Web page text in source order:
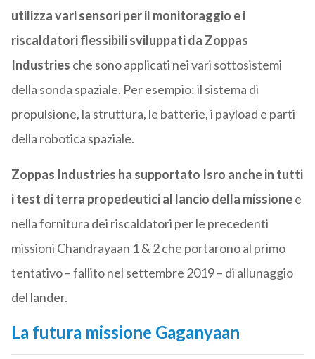
utilizza vari sensori per il monitoraggio e i
riscaldatori flessibili sviluppati da Zoppas
Industries che sono applicati nei vari sottosistemi
della sonda spaziale. Per esempio: il sistema di
propulsione, la struttura, le batterie, i payload e parti
della robotica spaziale.
Zoppas Industries ha supportato Isro anche in tutti
i test di terra propedeutici al lancio della missionee
nella fornitura dei riscaldatori per le precedenti
missioni Chandrayaan 1 & 2 che portarono al primo
tentativo – fallito nel settembre 2019 – di allunaggio
del lander.
La futura missione Gaganyaan